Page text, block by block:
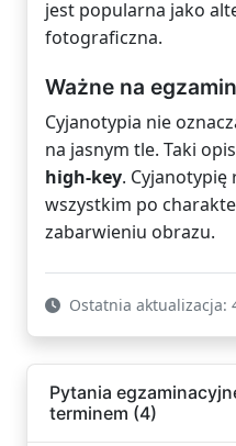
jest popularna jako
fotograficzna.
Ważne na
Cyjanotypia nie
na jasnym tle. Taki
high-key. Cyjanotypię
wszystkim po
zabarwieniu obrazu.
Ostatnia aktualizacja:
Pytania
terminem (4)